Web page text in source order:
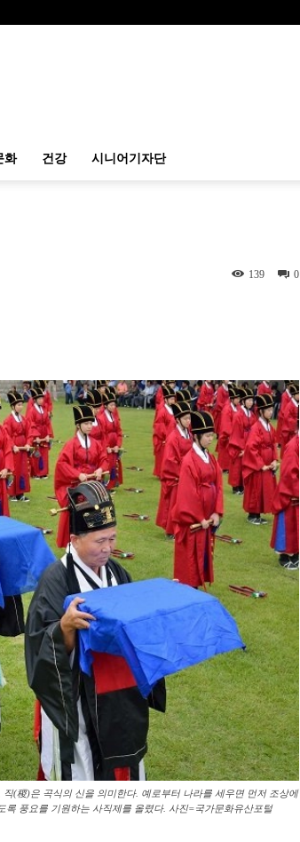
화 건강 시니어기자단
0
139
(稷)은 곡식의 신을 의미한다. 예로부터 나라를 세우면 먼저 조상에
풍요를 기원하는 사직제를 올렸다. 사진=국가문화유산포털